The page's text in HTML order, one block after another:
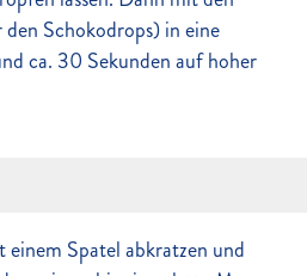
Schokodrops) in eine
ca. 30 Sekunden auf hoher
Spatel abkratzen und